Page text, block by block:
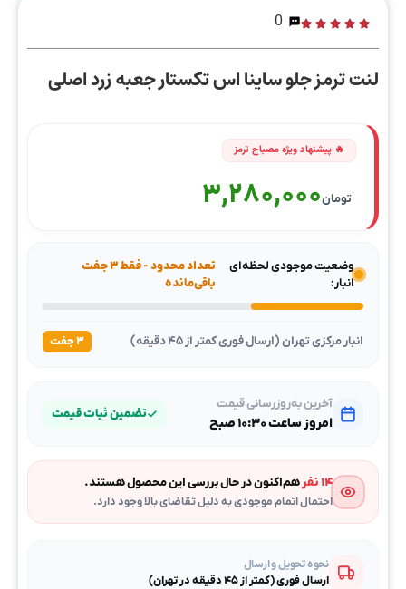
0
لنت ترمز جلو ساینا اس تکستار جعبه زرد اصلی
تومان3,280,000
وضعیت موجودی لحظه‌ای
انبار:
تعداد محدود - فقط ۳ جفت
باقی‌مانده
انبار مرکزی تهران (ارسال فوری کمتر از ۴۵ دقیقه) ۳ جفت
آخرین به‌روزرسانی قیمت
امروز ساعت ۱۰:۳۰ صبح
تضمین ثبات قیمت
۱۴ نفر هم‌اکنون در حال بررسی این محصول هستند.
احتمال اتمام موجودی به دلیل تقاضای بالا وجود دارد.
نحوه تحویل و ارسال
ارسال فوری (کمتر از ۴۵ دقیقه در تهران)